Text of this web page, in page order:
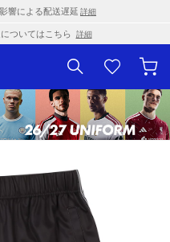
響による配送遅延 詳細
ついてはこちら 詳細